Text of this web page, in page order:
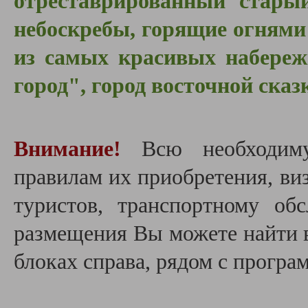
небоскребы, горящие
из самых красивых
город", город восточной
Внимание!
Всю
правилам их приобретения,
туристов, транспортному
размещения Вы можете найти
блоках справа, рядом с